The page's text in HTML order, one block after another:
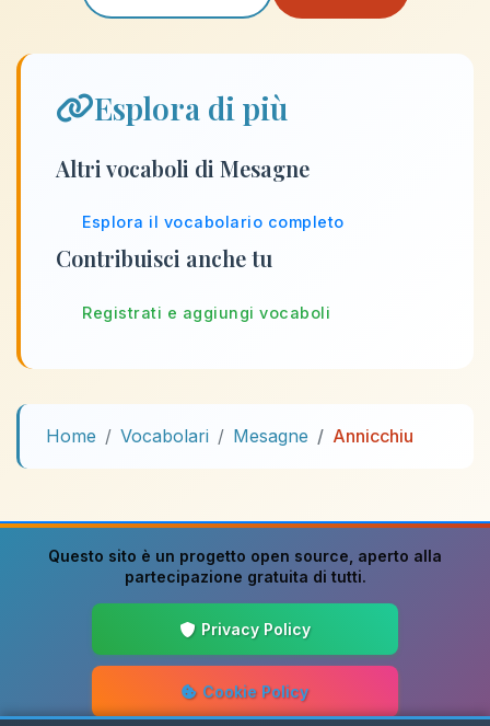
Esplora di più
Altri vocaboli di Mesagne
Esplora il vocabolario completo
Contribuisci anche tu
Registrati e aggiungi vocaboli
Home Vocabolari Mesagne Annicchiu
Questo sito è un progetto open source , aperto alla
partecipazione gratuita di tutti.
Privacy Policy
Cookie Policy